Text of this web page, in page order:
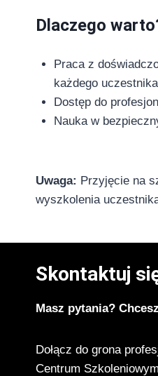
Dlaczego
Praca z
każdego
Dostęp do
Nauka w
Uwaga: Przyjęcie na
wyszkolenia
Skontaktuj
Masz pytania?
Dołącz do grona
Centrum